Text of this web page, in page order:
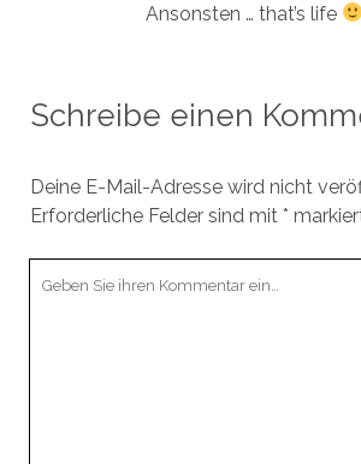
Ansonsten … that’s life
Schreibe einen
Deine E-Mail-Adresse wird nicht
Erforderliche Felder sind mit *